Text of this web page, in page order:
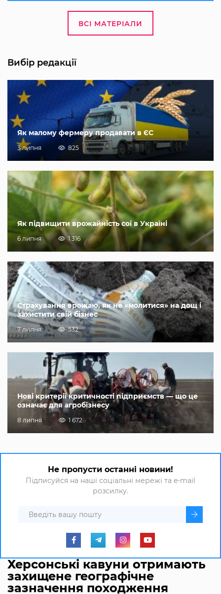
ВСІ МАТЕРІАЛИ
Вибір редакції
Як малому фермеру продавати в ЄС
3 липня 825
Як підвищити врожайність сої в Україні
6 липня 1 316
Страхування врожаю, як не «молитися» на дощ і
захистити свій бізнес
7 липня 532
Нові критерії критичності підприємств — що це
означає для агробізнесу
8 липня 1 672
Не пропусти останні новини!
Підписуйся на наші соціальні мережі та e-mail
розсилку.
Херсонські кавуни отримають
захищене географічне
зазначення походження